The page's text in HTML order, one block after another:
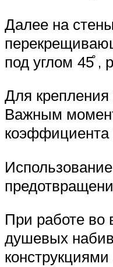
Далее на
под углом 45̊ ,
Для
Важным
коэффициента
При работе во
душевых